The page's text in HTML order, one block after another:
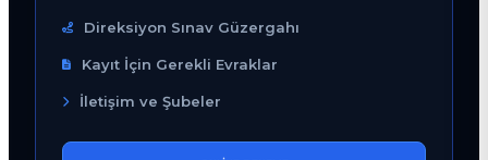
Direksiyon Sınav Güzergahı
Kayıt İçin Gerekli Evraklar
İletişim ve Şubeler